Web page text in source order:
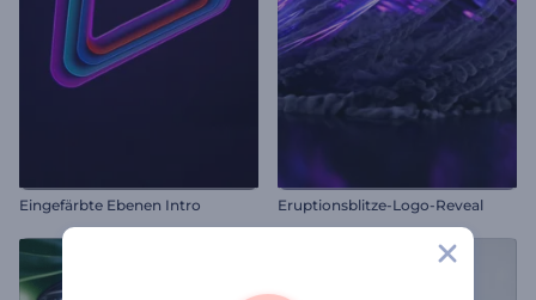
Eingefärbte Ebenen Intro Eruptionsblitze-Logo-Reveal